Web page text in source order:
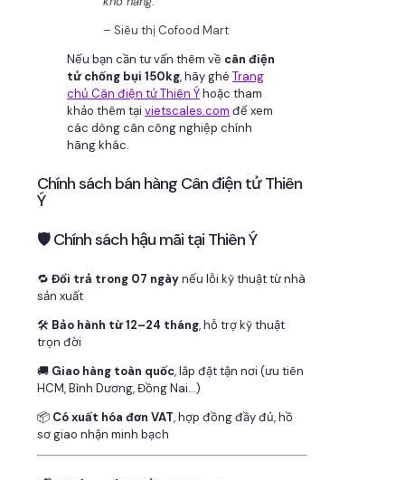
– Siêu thị Cofood Mart
Nếu bạn cần tư vấn thêm về cân điện
tử chống bụi 150kg, hãy ghé Trang
chủ Cân điện tử Thiên Ýhoặc tham
khảo thêm tại vietscales.com để xem
các dòng cân công nghiệp chính
hãng khác.
Chính sách bán hàng Cân điện tử Thiên
Ý
🛡 Chính sách hậu mãi tại Thiên Ý
🔁 Đổi trả trong 07 ngàynếu lỗi kỹ thuật từ nhà
sản xuất
🛠 Bảo hành từ 12–24 tháng, hỗ trợ kỹ thuật
trọn đời
🚚 Giao hàng toàn quốc, lắp đặt tận nơi (ưu tiên
HCM, Bình Dương, Đồng Nai…)
📦 Có xuất hóa đơn VAT, hợp đồng đầy đủ, hồ
sơ giao nhận minh bạch